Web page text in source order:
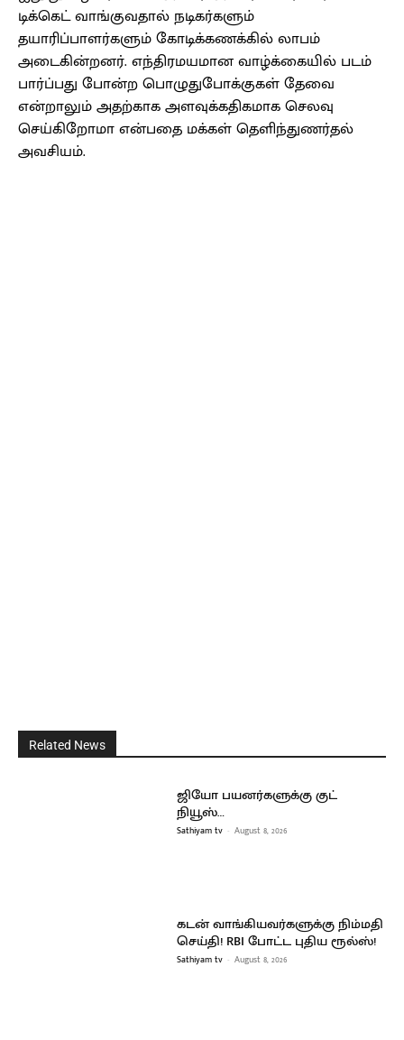
டிக்கெட் வாங்குவதால் நடிகர்களும்
தயாரிப்பாளர்களும் கோடிக்கணக்கில் லாபம்
அடைகின்றனர். எந்திரமயமான வாழ்க்கையில் படம்
பார்ப்பது போன்ற பொழுதுபோக்குகள் தேவை
என்றாலும் அதற்காக அளவுக்கதிகமாக செலவு
செய்கிறோமா என்பதை மக்கள் தெளிந்துணர்தல்
அவசியம்.
Related News
ஜியோ பயனர்களுக்கு குட்
நியூஸ்…
Sathiyam tv - August 8, 2026
கடன் வாங்கியவர்களுக்கு நிம்மதி
செய்தி! RBI போட்ட புதிய ரூல்ஸ்!
Sathiyam tv - August 8, 2026